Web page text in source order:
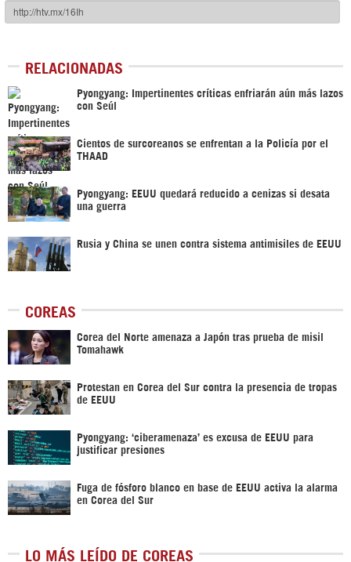
RELACIONADAS
Pyongyang: Impertinentes críticas enfriarán aún más lazos
con Seúl
Cientos de surcoreanos se enfrentan a la Policía por el
THAAD
Pyongyang: EEUU quedará reducido a cenizas si desata
una guerra
Rusia y China se unen contra sistema antimisiles de EEUU
COREAS
Corea del Norte amenaza a Japón tras prueba de misil
Tomahawk
Protestan en Corea del Sur contra la presencia de tropas
de EEUU
Pyongyang: ‘ciberamenaza’ es excusa de EEUU para
justificar presiones
Fuga de fósforo blanco en base de EEUU activa la alarma
en Corea del Sur
LO MÁS LEÍDO DE COREAS